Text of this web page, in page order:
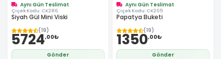
Aynı Gün Teslimat
Çiçek Kodu: CK286
Siyah Gül Mini Viski
(19)
5724,00₺
Gönder
Aynı Gün Teslimat
Çiçek Kodu: CK205
Papatya Buketi
(19)
1350,00₺
Gönder